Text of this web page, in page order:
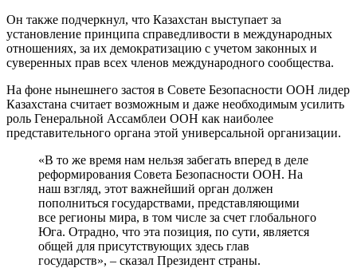
Он также подчеркнул, что Казахстан выступает за
установление принципа справедливости в международных
отношениях, за их демократизацию с учетом законных и
суверенных прав всех членов международного сообщества.
На фоне нынешнего застоя в Совете Безопасности ООН лидер
Казахстана считает возможным и даже необходимым усилить
роль Генеральной Ассамблеи ООН как наиболее
представительного органа этой универсальной организации.
«В то же время нам нельзя забегать вперед в деле
реформирования Совета Безопасности ООН. На
наш взгляд, этот важнейший орган должен
пополниться государствами, представляющими
все регионы мира, в том числе за счет глобального
Юга. Отрадно, что эта позиция, по сути, является
общей для присутствующих здесь глав
государств», – сказал Президент страны.